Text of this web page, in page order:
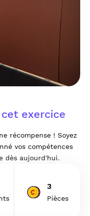
exercice
récompense ! Soyez
vos compétences
dès aujourd'hui.
3
Pièces